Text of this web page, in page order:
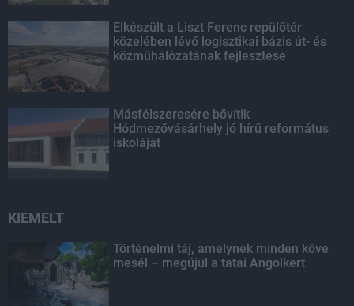
Elkészült a Liszt Ferenc repülőtér
közelében lévő logisztikai bázis út- és
közműhálózatának fejlesztése
Másfélszeresére bővítik
Hódmezővásárhely jó hírű református
iskoláját
KIEMELT
Történelmi táj, amelynek minden köve
mesél – megújul a tatai Angolkert